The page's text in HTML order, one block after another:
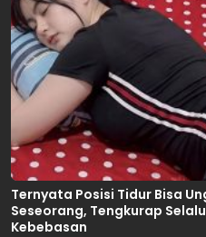
Ternyata Posisi Tidur Bisa
Seseorang, Tengkurap
Kebebasan